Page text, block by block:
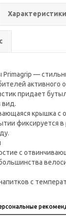
Характеристики
—
активного
придает
вид.
крышка с
фиксируется в
с
с